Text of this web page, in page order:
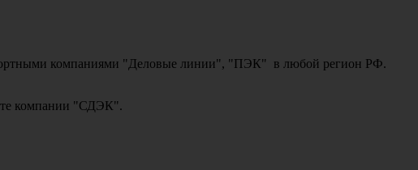
компаниями "Деловые линии", "ПЭК" в любой регион РФ.
компании "СДЭК".